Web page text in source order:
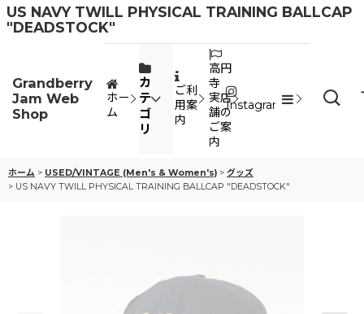
US NAVY TWILL PHYSICAL TRAINING BALLCAP
"DEADSTOCK"
Grandberry
Jam Web
Shop
ホー
ム
カ
テ
ゴ
リ
ご利
用案
内
高円
寺
実店
舗の
ご案
内
Instagram
ホーム > USED/VINTAGE (Men's & Women's) > グッズ
> US NAVY TWILL PHYSICAL TRAINING BALLCAP "DEADSTOCK"